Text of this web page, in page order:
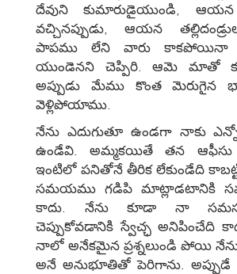
దేవుని కుమారుడైయుండి,
వచ్చినప్పుడు, ఆయన
పాపము లేని వారు కాకపోయినా
యుండెనని చెప్పిరి. ఆమె మాతో
అప్పుడు మేము కొంత మెరుగైన
వెళ్లిపోయాము.
నేను ఎదుగుతూ ఉండగా నాకు ఎన్నో
ఉండేవి. అమ్మకయితే తన
ఇంటిలో పనితోనే తీరిక లేకుండేది
సమయము గడిపి మాట్లాడటానికి
కాదు. నేను కూడా నా
చెప్పుకోవడానికి స్వేచ్ఛ అనిపించేది
నాలో అనేకమైన ప్రశ్నలుండి పోయి
అనే అనుభూతితో పెరిగాను. అప్పుడే